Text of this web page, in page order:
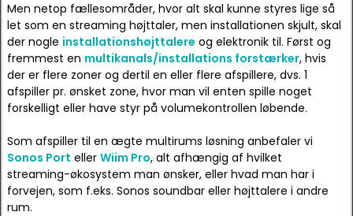
Men netop fællesområder, hvor alt skal kunne styres lige så
let som en streaming højttaler, men installationen skjult, skal
der nogle installationshøjttalere og elektronik til. Først og
fremmest en multikanals/installations forstærker, hvis
der er flere zoner og dertil en eller flere afspillere, dvs. 1
afspiller pr. ønsket zone, hvor man vil enten spille noget
forskelligt eller have styr på volumekontrollen løbende.
Som afspiller til en ægte multirums løsning anbefaler vi
Sonos Port eller Wiim Pro, alt afhængig af hvilket
streaming-økosystem man ønsker, eller hvad man har i
forvejen, som f.eks. Sonos soundbar eller højttalere i andre
rum.